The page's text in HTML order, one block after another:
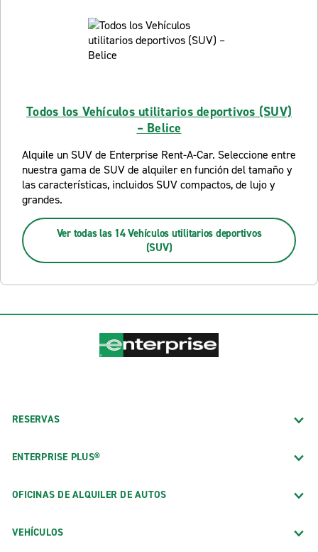
Todos los Vehículos utilitarios deportivos (SUV)
– Belice
Alquile un SUV de Enterprise Rent-A-Car. Seleccione entre
nuestra gama de SUV de alquiler en función del tamaño y
las características, incluidos SUV compactos, de lujo y
grandes.
Ver todas las 14 Vehículos utilitarios deportivos
(SUV)
RESERVAS
ENTERPRISE PLUS®
OFICINAS DE ALQUILER DE AUTOS
VEHÍCULOS